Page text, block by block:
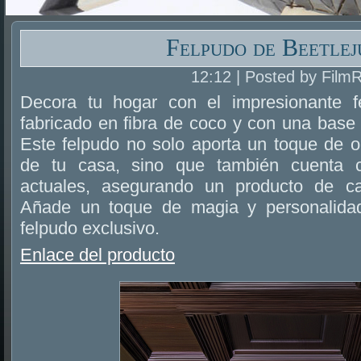
Felpudo de
12:12 | Posted by
Decora tu hogar con el impresionante
fabricado en fibra de coco y con una
Este felpudo no solo aporta un toque de
de tu casa, sino que también cuenta
actuales, asegurando un producto de
Añade un toque de magia y
felpudo exclusivo.
Enlace del producto